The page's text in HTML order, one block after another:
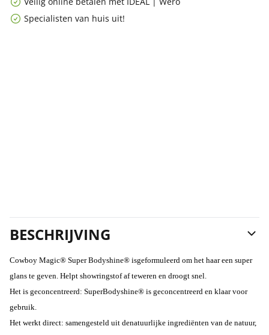
Specialisten van huis uit!
BESCHRIJVING
Cowboy Magic® Super Bodyshine® isgeformuleerd om het haar een super
glans te geven. Helpt showringstof af teweren en droogt snel.
Het is geconcentreerd: SuperBodyshine® is geconcentreerd en klaar voor
gebruik.
Het werkt direct: samengesteld uit denatuurlijke ingrediënten van de natuur,